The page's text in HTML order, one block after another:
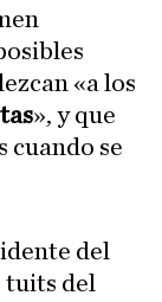
«a los
», y que
cuando se
del
del